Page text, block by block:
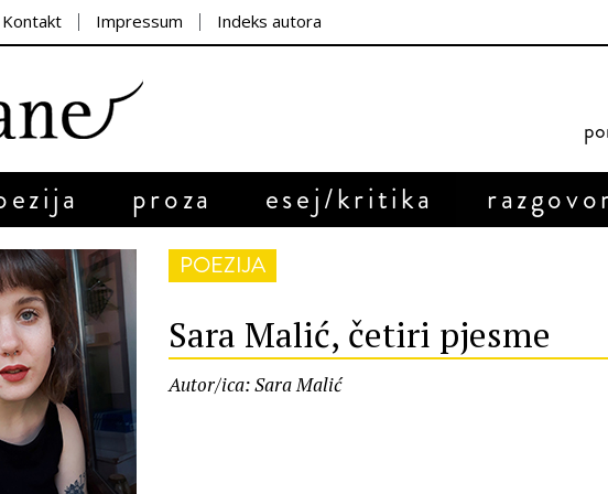
Kontakt Impressum Indeks autora
proza esej/kritika
POEZIJA
Sara Malić, četiri pjesme
Autor/ica: Sara Malić